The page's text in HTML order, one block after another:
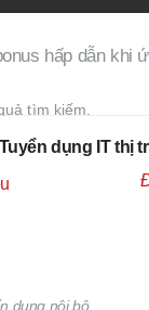
hấp dẫn khi
tìm kiếm.
dụng nội bộ